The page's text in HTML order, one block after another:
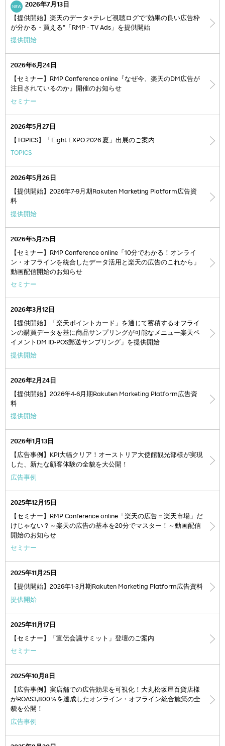
NEW 2026年7月13日
【提供開始】楽天のデータ×テレビ視聴ログで“効果の良い広告枠
が分かる・買える”「RMP - TV Ads」を提供開始
提供開始
2026年6月24日
【セミナー】RMP Conference online『なぜ今、楽天のDM広告が
注目されているのか』開催のお知らせ
セミナー
2026年5月27日
【TOPICS】「Eight EXPO 2026 夏」出展のご案内
TOPICS
2026年5月26日
【提供開始】2026年7-9月期Rakuten Marketing Platform広告資
料
提供開始
2026年5月25日
【セミナー】RMP Conference online「10分でわかる！オンライ
ン・オフラインを統合したデータ活用と楽天の広告のこれから」
動画配信開始のお知らせ
セミナー
2026年3月12日
【提供開始】「楽天ポイントカード」を通じて蓄積するオフライ
ンの購買データを基に商品サンプリングが可能なメニュー楽天ペ
イメントDM ID-POS郵送サンプリング」を提供開始
提供開始
2026年2月24日
【提供開始】2026年4-6月期Rakuten Marketing Platform広告資
料
提供開始
2026年1月13日
【広告事例】KPI大幅クリア！オーストリア大使館観光部様が実現
した、新たな顧客体験の全貌を大公開！
広告事例
2025年12月15日
【セミナー】RMP Conference online「楽天の広告＝楽天市場」だ
けじゃない？～楽天の広告の基本を20分でマスター！～動画配信
開始のお知らせ
セミナー
2025年11月25日
【提供開始】2026年1-3月期Rakuten Marketing Platform広告資料
提供開始
2025年11月17日
【セミナー】「宣伝会議サミット」登壇のご案内
セミナー
2025年10月8日
【広告事例】実店舗での広告効果を可視化！大丸松坂屋百貨店様
がROAS3,800％を達成したオンライン・オフライン統合施策の全
貌を公開！
広告事例